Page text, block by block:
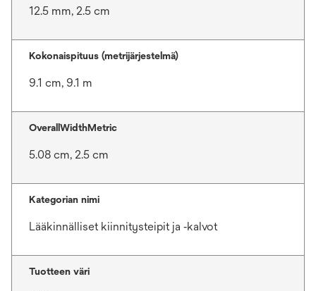
12.5 mm, 2.5 cm
Kokonaispituus (metrijärjestelmä)
9.1 cm, 9.1 m
OverallWidthMetric
5.08 cm, 2.5 cm
Kategorian nimi
Lääkinnälliset kiinnitysteipit ja ‑kalvot
Tuotteen väri